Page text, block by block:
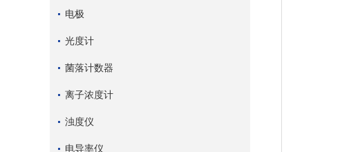
电极
光度计
菌落计数器
离子浓度计
浊度仪
电导率仪